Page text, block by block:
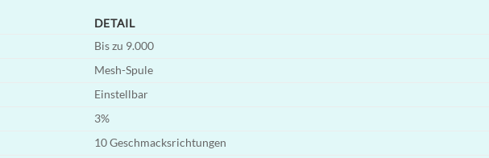
DETAIL
Bis zu 9.000
Mesh-Spule
Einstellbar
3%
10 Geschmacksrichtungen